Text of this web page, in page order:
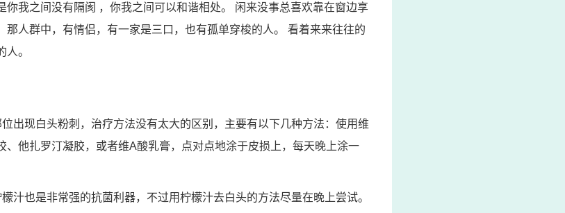
你我之间没有隔阂 ，你我之间可以和谐相处。 闲来没事总喜欢靠在窗边享
那人群中，有情侣，有一家是三口，也有孤单穿梭的人。 看着来来往往的
。
出现白头粉刺，治疗方法没有太大的区别，主要有以下几种方法：使用维
、他扎罗汀凝胶，或者维A酸乳膏，点对点地涂于皮损上，每天晚上涂一
汁也是非常强的抗菌利器，不过用柠檬汁去白头的方法尽量在晚上尝试。